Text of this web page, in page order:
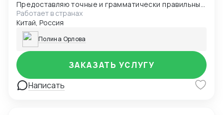
Предоставляю точные и грамматически правильные
переводы документов различной тематики.
Работает в странах
Китай, Россия
Полина Орлова
Написать
ЗАКАЗАТЬ УСЛУГУ